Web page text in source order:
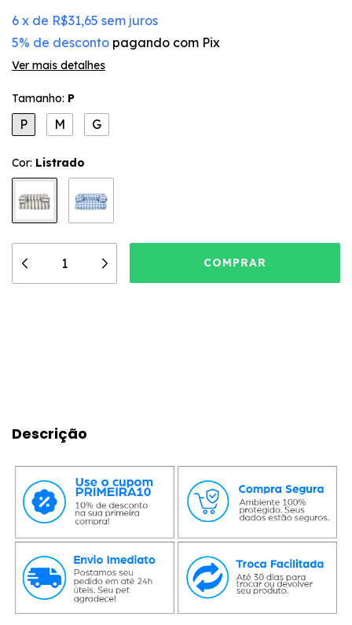
6 x de R$31,65 sem juros
5% de desconto pagando com Pix
Ver mais detalhes
Tamanho: P
P M G
Cor: Listrado
Descrição